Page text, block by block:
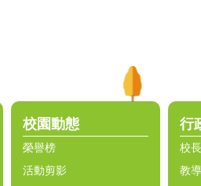
校園動態
榮譽榜
活動剪影
行
校
教